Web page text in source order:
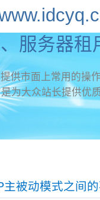
服务器
供市面上常用的操
为大众站长提供优质
主被动模式之间